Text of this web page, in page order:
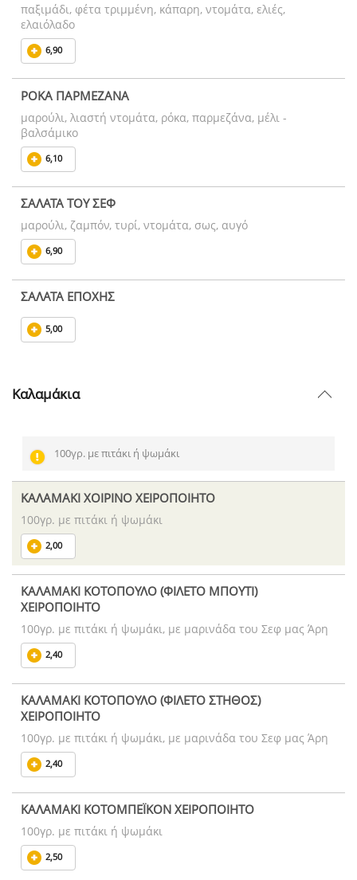
παξιμάδι, φέτα τριμμένη, κάπαρη, ντομάτα, ελιές,
ελαιόλαδο
6,90
ΡΟΚΑ ΠΑΡΜΕΖΑΝΑ
μαρούλι, λιαστή ντομάτα, ρόκα, παρμεζάνα, μέλι -
βαλσάμικο
6,10
ΣΑΛΑΤΑ ΤΟΥ ΣΕΦ
μαρούλι, ζαμπόν, τυρί, ντομάτα, σως, αυγό
6,90
ΣΑΛΑΤΑ ΕΠΟΧΗΣ
5,00
Καλαμάκια
100γρ. με πιτάκι ή ψωμάκι
ΚΑΛΑΜΑΚΙ ΧΟΙΡΙΝΟ ΧΕΙΡΟΠΟΙΗΤΟ
100γρ. με πιτάκι ή ψωμάκι
2,00
ΚΑΛΑΜΑΚΙ ΚΟΤΟΠΟΥΛΟ (ΦΙΛΕΤΟ ΜΠΟΥΤΙ)
ΧΕΙΡΟΠΟΙΗΤΟ
100γρ. με πιτάκι ή ψωμάκι, με μαρινάδα του Σεφ μας Άρη
2,40
ΚΑΛΑΜΑΚΙ ΚΟΤΟΠΟΥΛΟ (ΦΙΛΕΤΟ ΣΤΗΘΟΣ)
ΧΕΙΡΟΠΟΙΗΤΟ
100γρ. με πιτάκι ή ψωμάκι, με μαρινάδα του Σεφ μας Άρη
2,40
ΚΑΛΑΜΑΚΙ ΚΟΤΟΜΠΕΪΚΟΝ ΧΕΙΡΟΠΟΙΗΤΟ
100γρ. με πιτάκι ή ψωμάκι
2,50